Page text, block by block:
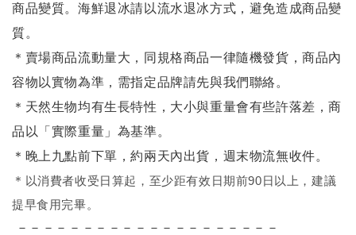
商品變質。海鮮退冰請以流水退冰方式，避免造成商品變
質。
＊賣場商品流動量大，同規格商品一律隨機發貨，商品內
容物以實物為準，需指定品牌請先與我們聯絡。
＊天然生物均有生長特性，大小與重量會有些許落差，商
品以「實際重量」為基準。
＊晚上九點前下單，約兩天內出貨，週末物流無收件。
＊ 以消費者收受日算起，至少距有效日期前90日以上，建議
提早食用完畢。
－－－－－－－－－－－－－－－－－－－－